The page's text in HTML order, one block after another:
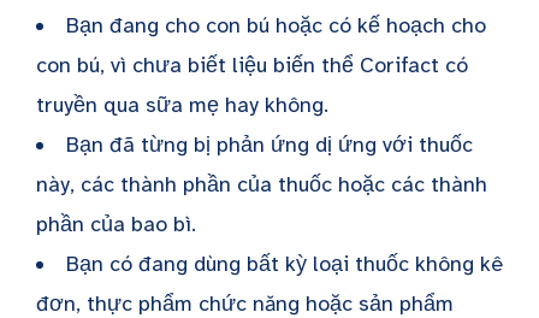
Bạn đang cho con bú hoặc có kế hoạch cho
con bú, vì chưa biết liệu biến thể Corifact có
truyền qua sữa mẹ hay không.
Bạn đã từng bị phản ứng dị ứng với thuốc
này, các thành phần của thuốc hoặc các thành
phần của bao bì.
Bạn có đang dùng bất kỳ loại thuốc không kê
đơn, thực phẩm chức năng hoặc sản phẩm